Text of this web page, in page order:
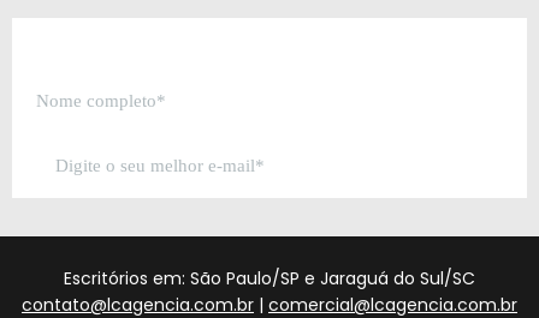
Escritórios em: São Paulo/SP e Jaraguá do Sul/SC
contato@lcagencia.com.br | comercial@lcagencia.com.br